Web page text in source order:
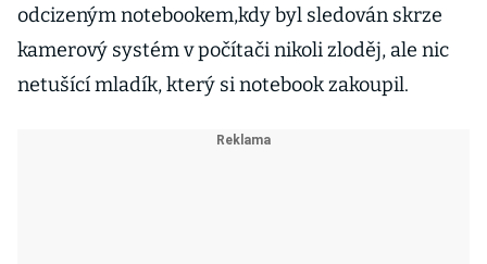
odcizeným notebookem,kdy byl sledován skrze
kamerový systém v počítači nikoli zloděj, ale nic
netušící mladík, který si notebook zakoupil.